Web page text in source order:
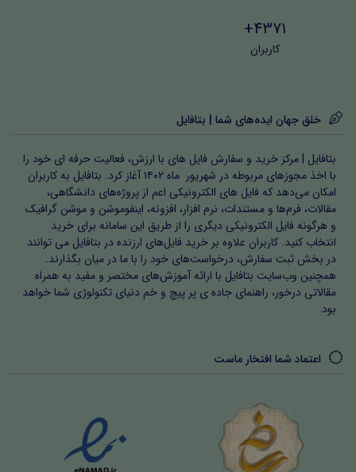
۱۳- امروزه به‌ طور گسترده این‌ فناوری در کجا بکار می‌ رود؟
۱ (کتابخانه‌ ۲) فرودگاه ۳) فروشگاه ۴) هرسه‌ مورد
۱۴- کدام یک‌ جزء رسانه‌ ی جمعی‌ نیست‌ ؟
۱ (تلفن‌ همراه ۲ روزنامه‌ ۳) تلوزیون ۴) بلند گو
درس دوم
ای‌لایه‌که‌ دارای‌ پیام آشکار و عناصر مستقیم‌، و اصل‌ِ تولید
4371+
کاربران
خلق جهان ایده‌های شما | بتافایل
بتافایل | مرکز خرید و سفارش فایل های با ارزش، فعالیت حرفه ای خود را
با اخذ مجوزهای مربوطه در شهریور ماه ۱۴۰۲ آغاز کرد. بتافایل به کاربران
امکان می‌دهد که فایل های الکترونیکی اعم از پروژه‌های دانشگاهی،
مقالات، فرم‌ها و مستندات، نرم افزار، افزونه، اینفوموشن و موشن گرافیک
و هرگونه فایل الکترونیکی دیگری را از طریق این سامانه برای خرید
انتخاب کنید. کاربران علاوه بر خرید فایل‌های ارزنده در بتافایل می توانند
در بخش ثبت سفارش، درخواست‌های خود را با ما در میان بگذارند.
همچنین وب‌سایت بتافایل با ارائه آموزش‌های مختصر و مفید به همراه
مقالاتی درخور، راهنمای جاده ی پر پیچ و خم دنیای تکنولوژی شما خواهد
بود.
اعتماد شما افتخار ماست